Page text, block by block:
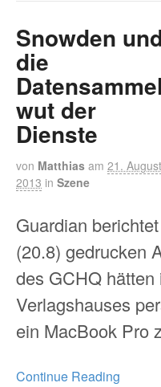
Snowden
die
Datensammel
wut der
Dienste
von Matthias am 21. August
2013 in Szene
Guardian
(20.8) gedrucken
des GCHQ hätten
Verlagshauses
ein MacBook Pro
Continue Reading